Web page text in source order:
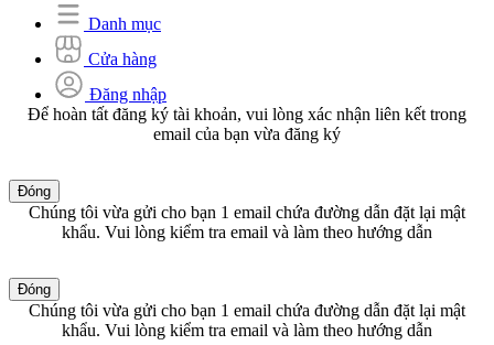
Danh mục
Cửa hàng
Đăng nhập
Để hoàn tất đăng ký tài khoản, vui lòng xác nhận liên kết trong
email của bạn vừa đăng ký
Đóng
Chúng tôi vừa gửi cho bạn 1 email chứa đường dẫn đặt lại mật
khẩu. Vui lòng kiểm tra email và làm theo hướng dẫn
Đóng
Chúng tôi vừa gửi cho bạn 1 email chứa đường dẫn đặt lại mật
khẩu. Vui lòng kiểm tra email và làm theo hướng dẫn